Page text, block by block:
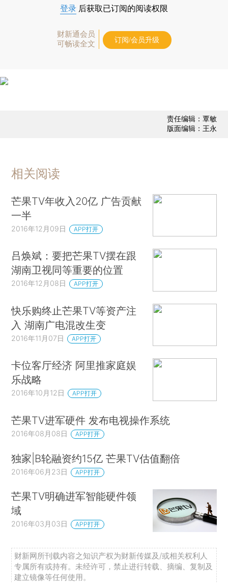
登录 后获取已订阅的阅读权限
财新通会员
可畅读全文
订阅/会员升级
责任编辑：覃敏
版面编辑：王永
相关阅读
芒果TV年收入20亿 广告贡献
一半
2016年12月09日 APP打开
吕焕斌：要把芒果TV摆在跟
湖南卫视同等重要的位置
2016年12月08日 APP打开
快乐购终止芒果TV等资产注
入 湖南广电混改生变
2016年11月07日 APP打开
卡位客厅经济 阿里推家庭娱
乐战略
2016年10月12日 APP打开
芒果TV进军硬件 发布电视操作系统
2016年08月08日 APP打开
独家|B轮融资约15亿 芒果TV估值翻倍
2016年06月23日 APP打开
芒果TV明确进军智能硬件领
域
2016年03月03日 APP打开
财新网所刊载内容之知识产权为财新传媒及/或相关权利人
专属所有或持有。未经许可，禁止进行转载、摘编、复制及
建立镜像等任何使用。